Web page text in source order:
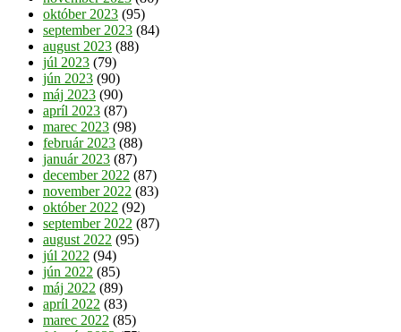
október 2023 (95)
september 2023 (84)
august 2023 (88)
júl 2023 (79)
jún 2023 (90)
máj 2023 (90)
apríl 2023 (87)
marec 2023 (98)
február 2023 (88)
január 2023 (87)
december 2022 (87)
november 2022 (83)
október 2022 (92)
september 2022 (87)
august 2022 (95)
júl 2022 (94)
jún 2022 (85)
máj 2022 (89)
apríl 2022 (83)
marec 2022 (85)